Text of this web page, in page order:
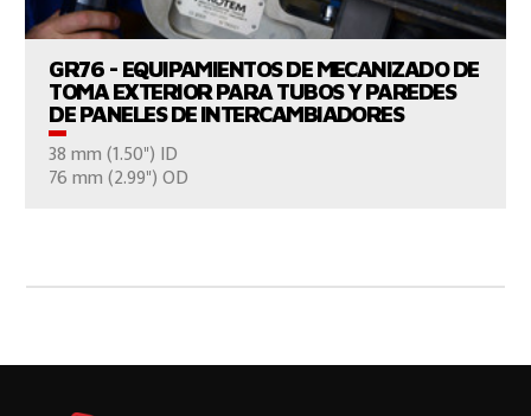
GR76 - EQUIPAMIENTOS DE MECANIZADO DE
TOMA EXTERIOR PARA TUBOS Y PAREDES
DE PANELES DE INTERCAMBIADORES
38 mm (1.50") ID
76 mm (2.99") OD